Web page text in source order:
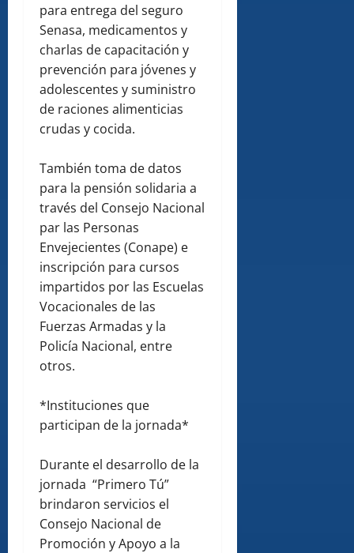
para entrega del seguro
Senasa, medicamentos y
charlas de capacitación y
prevención para jóvenes y
adolescentes y suministro
de raciones alimenticias
crudas y cocida.
También toma de datos
para la pensión solidaria a
través del Consejo Nacional
par las Personas
Envejecientes (Conape) e
inscripción para cursos
impartidos por las Escuelas
Vocacionales de las
Fuerzas Armadas y la
Policía Nacional, entre
otros.
*Instituciones que
participan de la jornada*
Durante el desarrollo de la
jornada “Primero Tú”
brindaron servicios el
Consejo Nacional de
Promoción y Apoyo a la